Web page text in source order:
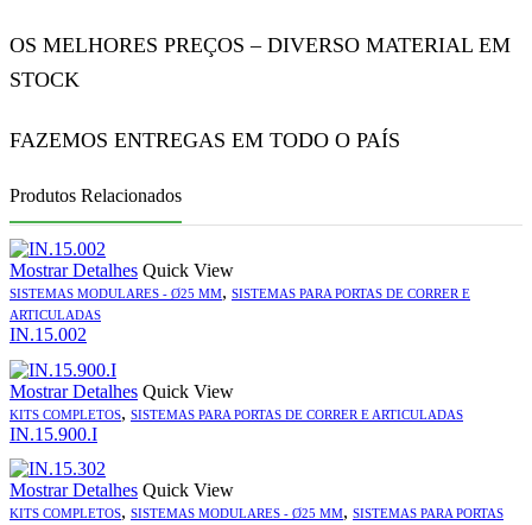
OS MELHORES PREÇOS – DIVERSO MATERIAL EM
STOCK
FAZEMOS ENTREGAS EM TODO O PAÍS
Produtos Relacionados
Mostrar Detalhes Quick View
SISTEMAS MODULARES - Ø25 MM, SISTEMAS PARA PORTAS DE CORRER E
ARTICULADAS
IN.15.002
Mostrar Detalhes Quick View
KITS COMPLETOS, SISTEMAS PARA PORTAS DE CORRER E ARTICULADAS
IN.15.900.I
Mostrar Detalhes Quick View
KITS COMPLETOS, SISTEMAS MODULARES - Ø25 MM, SISTEMAS PARA PORTAS